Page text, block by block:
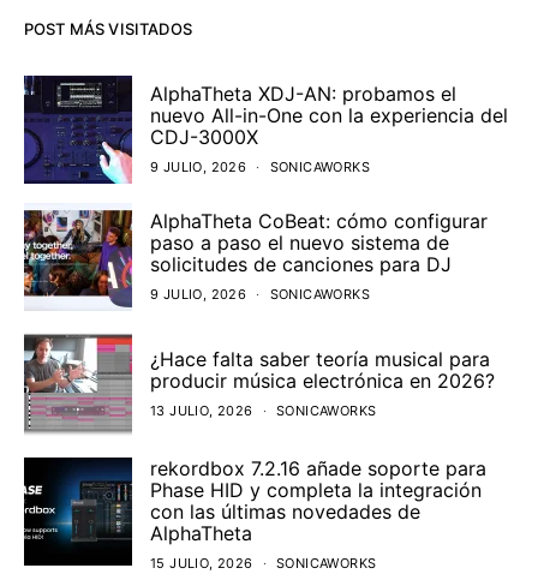
POST MÁS VISITADOS
AlphaTheta XDJ-AN: probamos el
nuevo All-in-One con la experiencia del
CDJ-3000X
9 JULIO, 2026 SONICAWORKS
AlphaTheta CoBeat: cómo configurar
paso a paso el nuevo sistema de
solicitudes de canciones para DJ
9 JULIO, 2026 SONICAWORKS
¿Hace falta saber teoría musical para
producir música electrónica en 2026?
13 JULIO, 2026 SONICAWORKS
rekordbox 7.2.16 añade soporte para
Phase HID y completa la integración
con las últimas novedades de
AlphaTheta
15 JULIO, 2026 SONICAWORKS